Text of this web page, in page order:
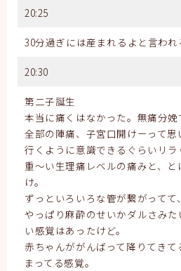
20:25
30分過ぎには産まれるよと言われ
20:30
第二子誕生
本当に痛くはなかった。無痛分娩
全部の陣痛、子宮口開けーって
行くように意識できるぐらいリラ
重〜い生理痛レベルの痛みと、
け。
ずっといろいろな管が繋がって
やっぱり麻酔のせいかダルさみ
い感覚はあったけど。
赤ちゃんががんばって降りてき
まってる感覚。